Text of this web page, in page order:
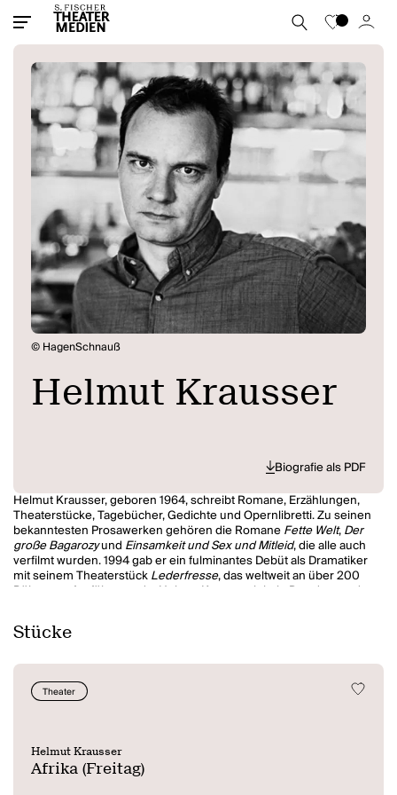
© HagenSchnauß
Helmut Krausser
Biografie als PDF
Helmut Krausser, geboren 1964, schreibt Romane, Erzählungen,
Theaterstücke, Tagebücher, Gedichte und Opernlibretti. Zu seinen
bekanntesten Prosawerken gehören die RomaneFette Welt,Der
große Bagarozyund Einsamkeit und Sex und Mitleid, die alle auch
verfilmt wurden. 1994 gab er ein fulminantes Debüt als Dramatiker
mit seinem TheaterstückLederfresse, das weltweit an über 200
Bühnen aufgeführt wurde. Helmut Krausser lebt in Potsdam und
Stücke
Theater
Helmut Krausser
Afrika (Freitag)